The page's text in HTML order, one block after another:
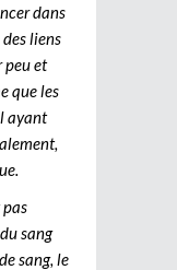
dans
liens
peu et
que les
ayant
pas
sang
sang, le